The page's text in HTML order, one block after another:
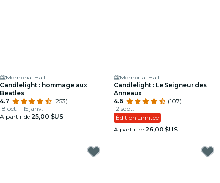
Memorial Hall
Candlelight : hommage aux
Beatles
4.7
(253)
18 oct. - 15 janv.
À partir de 25,00 $US
Memorial Hall
Candlelight : Le Seigneur des
Anneaux
4.6
(107)
12 sept.
Édition Limitée
À partir de 26,00 $US